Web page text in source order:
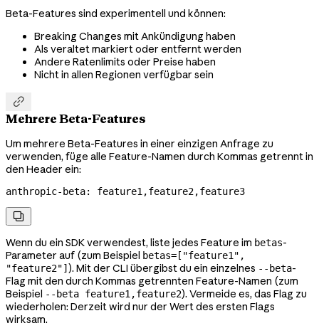
Beta-Features sind experimentell und können:
Breaking Changes mit Ankündigung haben
Als veraltet markiert oder entfernt werden
Andere Ratenlimits oder Preise haben
Nicht in allen Regionen verfügbar sein

Mehrere Beta-Features
Um mehrere Beta-Features in einer einzigen Anfrage zu
verwenden, füge alle Feature-Namen durch Kommas getrennt in
den Header ein:
anthropic-beta: feature1,feature2,feature3

Wenn du ein SDK verwendest, liste jedes Feature im betas-
Parameter auf (zum Beispiel betas=["feature1",
"feature2"] ). Mit der CLI übergibst du ein einzelnes --beta-
Flag mit den durch Kommas getrennten Feature-Namen (zum
Beispiel --beta feature1,feature2). Vermeide es, das Flag zu
wiederholen: Derzeit wird nur der Wert des ersten Flags
wirksam.